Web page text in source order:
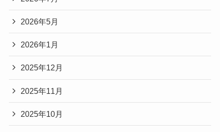
2026年5月
2026年1月
2025年12月
2025年11月
2025年10月